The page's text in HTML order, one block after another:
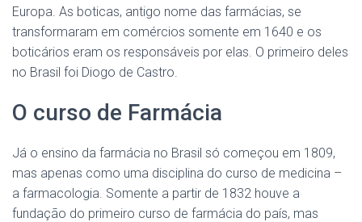
Europa. As boticas, antigo nome das farmácias, se
transformaram em comércios somente em 1640 e os
boticários eram os responsáveis por elas. O primeiro deles
no Brasil foi Diogo de Castro.
O curso de Farmácia
Já o ensino da farmácia no Brasil só começou em 1809,
mas apenas como uma disciplina do curso de medicina –
a farmacologia. Somente a partir de 1832 houve a
fundação do primeiro curso de farmácia do país, mas